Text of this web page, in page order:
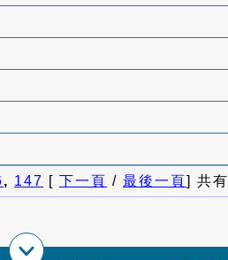
, 147 [ 下一頁 / 最後一頁] 共有